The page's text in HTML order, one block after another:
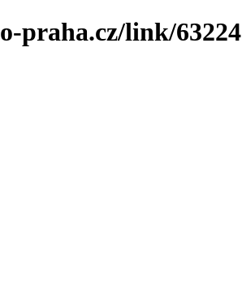
praha.cz/link/63224